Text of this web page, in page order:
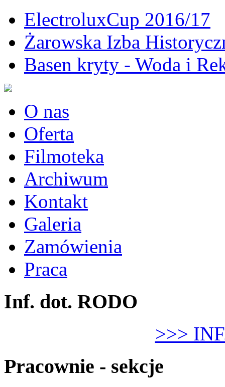
ElectroluxCup 2016/17
Żarowska Izba
Basen kryty - Woda i
O nas
Oferta
Filmoteka
Archiwum
Kontakt
Galeria
Zamówienia
Praca
Inf. dot. RODO
>>>
Pracownie - sekcje